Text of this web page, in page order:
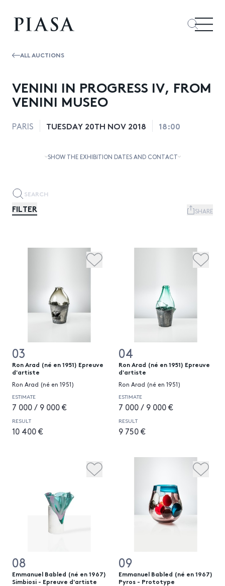
ALL AUCTIONS
VENINI IN PROGRESS IV, FROM
VENINI MUSEO
PARIS TUESDAY 20TH NOV 2018 18:00
SHOW THE EXHIBITION DATES AND CONTACT
FILTER SHARE
03
Ron Arad (né en 1951) Epreuve
d'artiste
Ron Arad (né en 1951)
ESTIMATE
7 000 / 9 000 €
RESULT
10 400 €
04
Ron Arad (né en 1951) Epreuve
d'artiste
Ron Arad (né en 1951)
ESTIMATE
7 000 / 9 000 €
RESULT
9 750 €
08
Emmanuel Babled (né en 1967)
Simbiosi - Epreuve d'artiste
09
Emmanuel Babled (né en 1967)
Pyros - Prototype